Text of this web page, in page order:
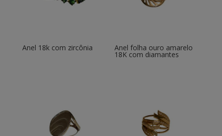
Anel 18k com zircônia Anel folha ouro amarelo
18K com diamantes